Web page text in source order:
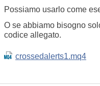
Possiamo usarlo come
O se abbiamo bisogno
codice allegato.
crossedalerts1.mq4